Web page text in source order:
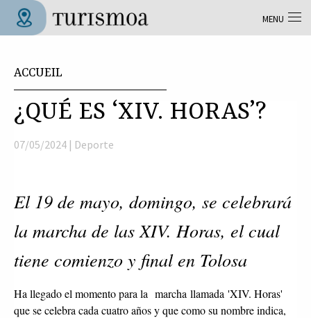
Aller au contenu principal
ACCUEIL
¿QUÉ ES ‘XIV. HORAS’?
07/05/2024 | Deporte
El 19 de mayo, domingo, se celebrará
la marcha de las XIV. Horas, el cual
tiene comienzo y final en Tolosa
Ha llegado el momento para la marcha llamada 'XIV. Horas'
que se celebra cada cuatro años y que como su nombre indica,
MENU